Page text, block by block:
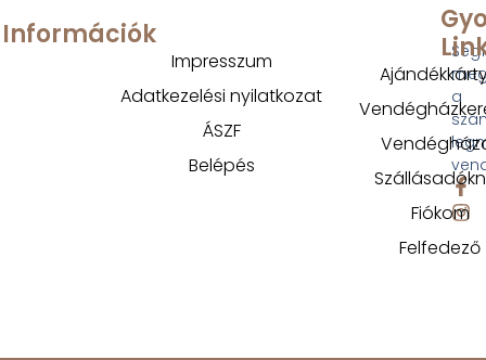
a
Fiókom
Felfedező
Információk
Impresszum
Adatkezelési nyilatkozat
ÁSZF
Belépés